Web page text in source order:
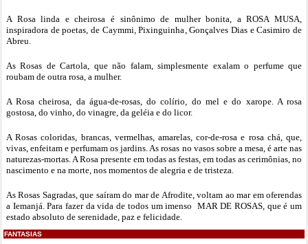
A Rosa linda e cheirosa é sinônimo de mulher bonita, a ROSA MUSA,
inspiradora de poetas, de Caymmi, Pixinguinha, Gonçalves Dias e Casimiro de
Abreu.
As Rosas de Cartola, que não falam, simplesmente exalam o perfume que
roubam de outra rosa, a mulher.
A Rosa cheirosa, da água-de-rosas, do colírio, do mel e do xarope. A rosa
gostosa, do vinho, do vinagre, da geléia e do licor.
A Rosas coloridas, brancas, vermelhas, amarelas, cor-de-rosa e rosa chá, que,
vivas, enfeitam e perfumam os jardins. As rosas no vasos sobre a mesa, é arte nas
naturezas-mortas. A Rosa presente em todas as festas, em todas as cerimônias, no
nascimento e na morte, nos momentos de alegria e de tristeza.
As Rosas Sagradas, que saíram do mar de Afrodite, voltam ao mar em oferendas
a Iemanjá. Para fazer da vida de todos um imenso MAR DE ROSAS, que é um
estado absoluto de serenidade, paz e felicidade.
FANTASIAS